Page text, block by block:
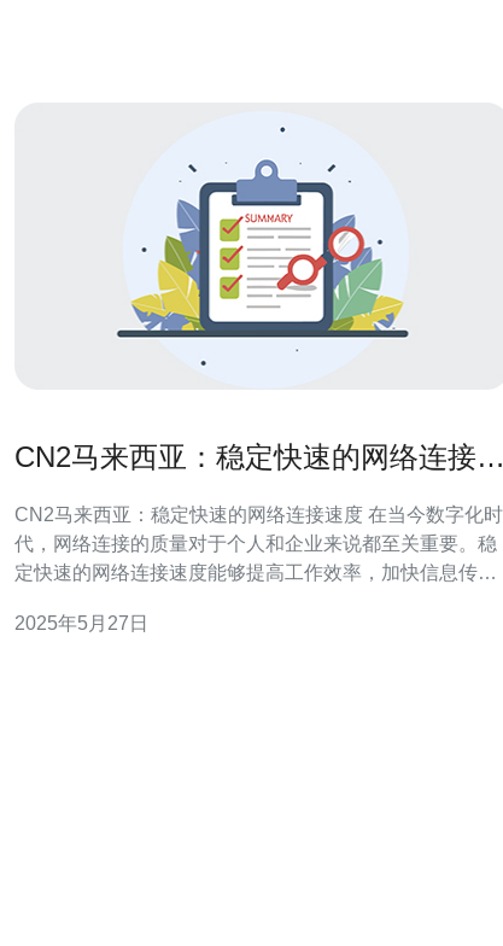
CN2马来西亚：稳定快速的网络连接速
CN2马来西亚：稳定快速的网络连接速度 在当今数字化时
代，网络连接的质量对于个人和企业来说都至关重要。稳
定快速的网络连接速度能够提高工作效率，加快信息传
网络连接服务，为用户提供了稳定快速的网络连接体验。
2025年5月27日